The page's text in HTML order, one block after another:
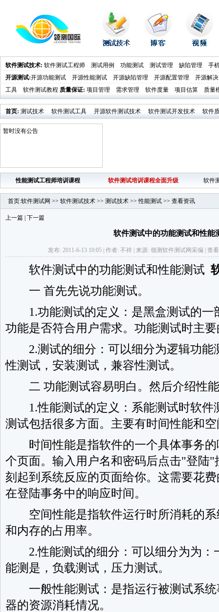
软件测试技术: 软件测试工程师 测试用例 功能测试 测试管理 缺陷管理
手
开源测试:开源功能测试 开源性能测试 开源缺陷管理 开源配置管理
开源解
工具
软件测试教程 质量保证: 项目管理 需求管理 软件度量 项目估算 质量
首页: 测试技术 软件测试工具 开源软件测试技术 软件测试开发技术
软件
业界新闻
软件测试时代活动发布
暂时没有公告
性能测试工程师培训课程 软件测试培训课程全面升级 软件
首页:软件测试网 >> 软件测试技术 >> 测试技术 >>性能测试 >> 查看资讯
上一篇 下一篇
软件测试中的功能测试和性能
发布: 2011-6-13 10:05 | 作者: 不祥 | 来源: 领测软件测试网采编 | 查
软件测试中的功能测试和性能测试
一 首先先说功能测试。
1.功能测试的定义：是黑盒测试的一
功能是否符合用户需求。功能测试时主
2.测试的细分：可以细分为逻辑功能
性测试，安装测试，兼容性测试。
二 功能测试容易明白。然后介绍性
1.性能测试的定义：系能测试时软件
测试包括很多方面。主要有时间性能和
时间性能是指软件的一个具体事务的
个页面。输入用户名和密码后点击"登陆
刻起到系统反应的页面给你。这需要花
在登陆事务中的响应时间。
空间性能是指软件运行时所消耗的系
和内存的占用率。
2.性能测试的细分：可以细分为为：
能测是，负载测试，压力测试。
一般性能测试：是指运行被测试系统
器的资源消耗情况。